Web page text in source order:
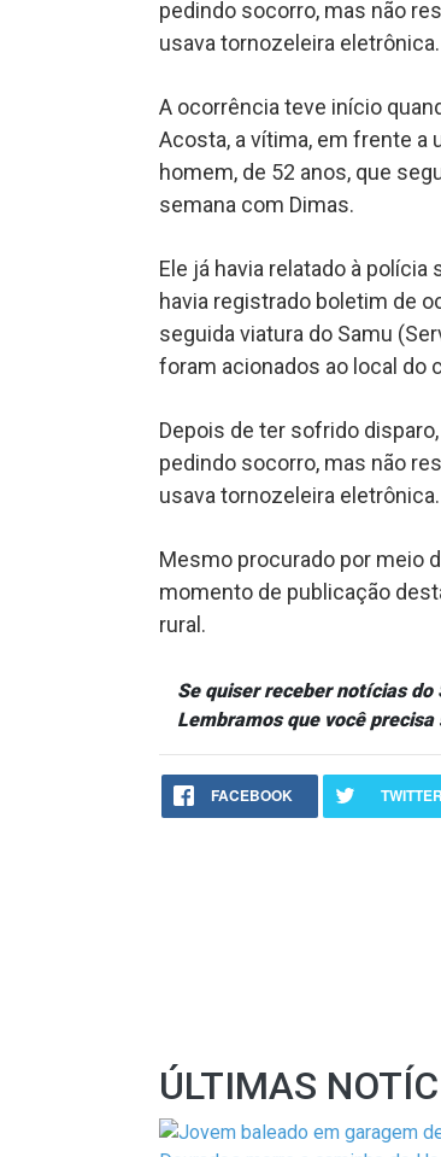
pedindo socorro, mas não
usava tornozeleira eletrônica.
A ocorrência teve início
Acosta, a vítima, em frente a
homem, de 52 anos, que
semana com Dimas.
Ele já havia relatado à
havia registrado boletim de
seguida viatura do Samu
foram acionados ao local do
Depois de ter sofrido
pedindo socorro, mas não
usava tornozeleira eletrônica.
Mesmo procurado por meio
momento de publicação
rural.
Se quiser receber notícias
Lembramos que você
FACEBOOK TWITTER
ÚLTIMAS